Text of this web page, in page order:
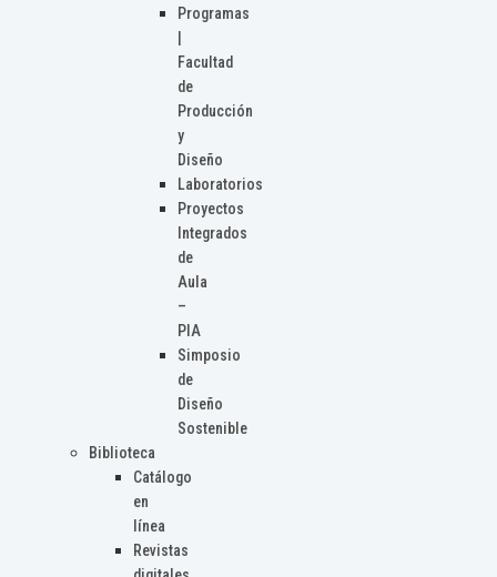
Programas
Facultad
de
Producción
y
Diseño
Laboratorios
Proyectos
Integrados
de
Aula
–
PIA
Simposio
de
Diseño
Sostenible
Biblioteca
Catálogo
en
línea
Revistas